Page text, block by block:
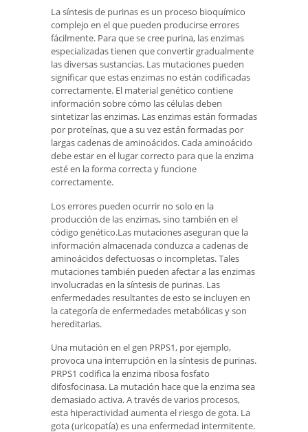
La síntesis de purinas es un proceso bioquímico
complejo en el que pueden producirse errores
fácilmente. Para que se cree purina, las enzimas
especializadas tienen que convertir gradualmente
las diversas sustancias. Las mutaciones pueden
significar que estas enzimas no están codificadas
correctamente. El material genético contiene
información sobre cómo las células deben
sintetizar las enzimas. Las enzimas están formadas
por proteínas, que a su vez están formadas por
largas cadenas de aminoácidos. Cada aminoácido
debe estar en el lugar correcto para que la enzima
esté en la forma correcta y funcione
correctamente.
Los errores pueden ocurrir no solo en la
producción de las enzimas, sino también en el
código genético.Las mutaciones aseguran que la
información almacenada conduzca a cadenas de
aminoácidos defectuosas o incompletas. Tales
mutaciones también pueden afectar a las enzimas
involucradas en la síntesis de purinas. Las
enfermedades resultantes de esto se incluyen en
la categoría de enfermedades metabólicas y son
hereditarias.
Una mutación en el gen PRPS1, por ejemplo,
provoca una interrupción en la síntesis de purinas.
PRPS1 codifica la enzima ribosa fosfato
difosfocinasa. La mutación hace que la enzima sea
demasiado activa. A través de varios procesos,
esta hiperactividad aumenta el riesgo de gota. La
gota (uricopatía) es una enfermedad intermitente.